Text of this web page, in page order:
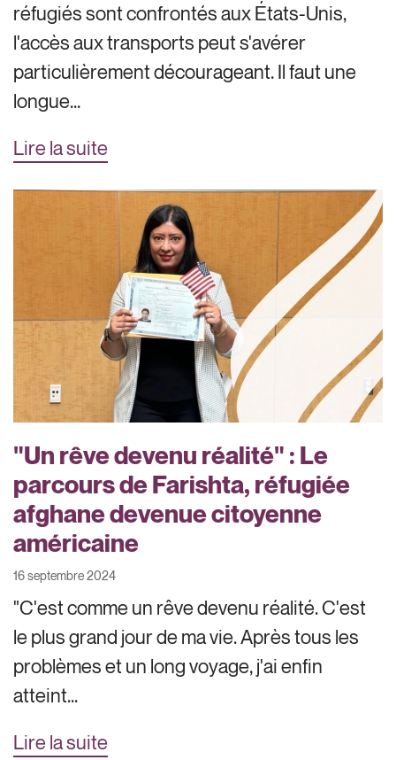
réfugiés sont confrontés aux États-Unis,
l'accès aux transports peut s'avérer
particulièrement décourageant. Il faut une
longue...
Lire la suite
"Un rêve devenu réalité" : Le
parcours de Farishta, réfugiée
afghane devenue citoyenne
américaine
16 septembre 2024
"C'est comme un rêve devenu réalité. C'est
le plus grand jour de ma vie. Après tous les
problèmes et un long voyage, j'ai enfin
atteint...
Lire la suite